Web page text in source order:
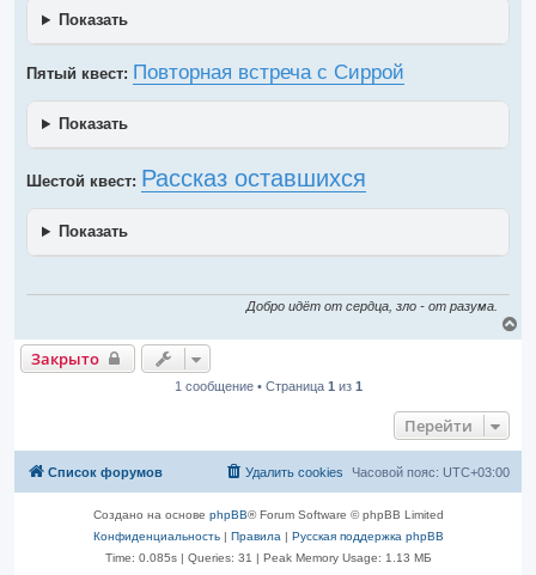
Показать
Пятый квест: Повторная встреча с Сиррой
Показать
Шестой квест: Рассказ оставшихся
Показать
Добро идёт от сердца, зло - от разума.
е
я
н
Закрыто
1 сообщение • Страница 1 из 1
Перейти
Список форумов Часовой пояс: UTC+03:00
Удалить cookies
Создано на основе phpBB® Forum Software © phpBB Limited
Конфиденциальность| Правила | Русская поддержка phpBB
Time: 0.085s| Queries: 31 | Peak Memory Usage: 1.13 МБ